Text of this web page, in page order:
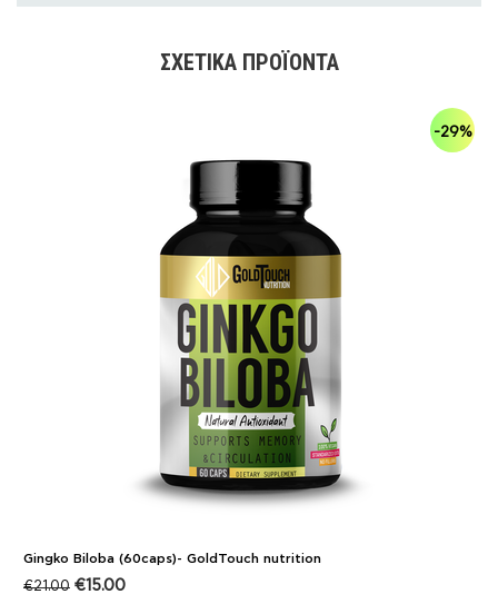
ΣΧΕΤΙΚΆ ΠΡΟΪΌΝΤΑ
-29%
Gingko Biloba (60caps)- GoldTouch nutrition
€21.00 €15.00